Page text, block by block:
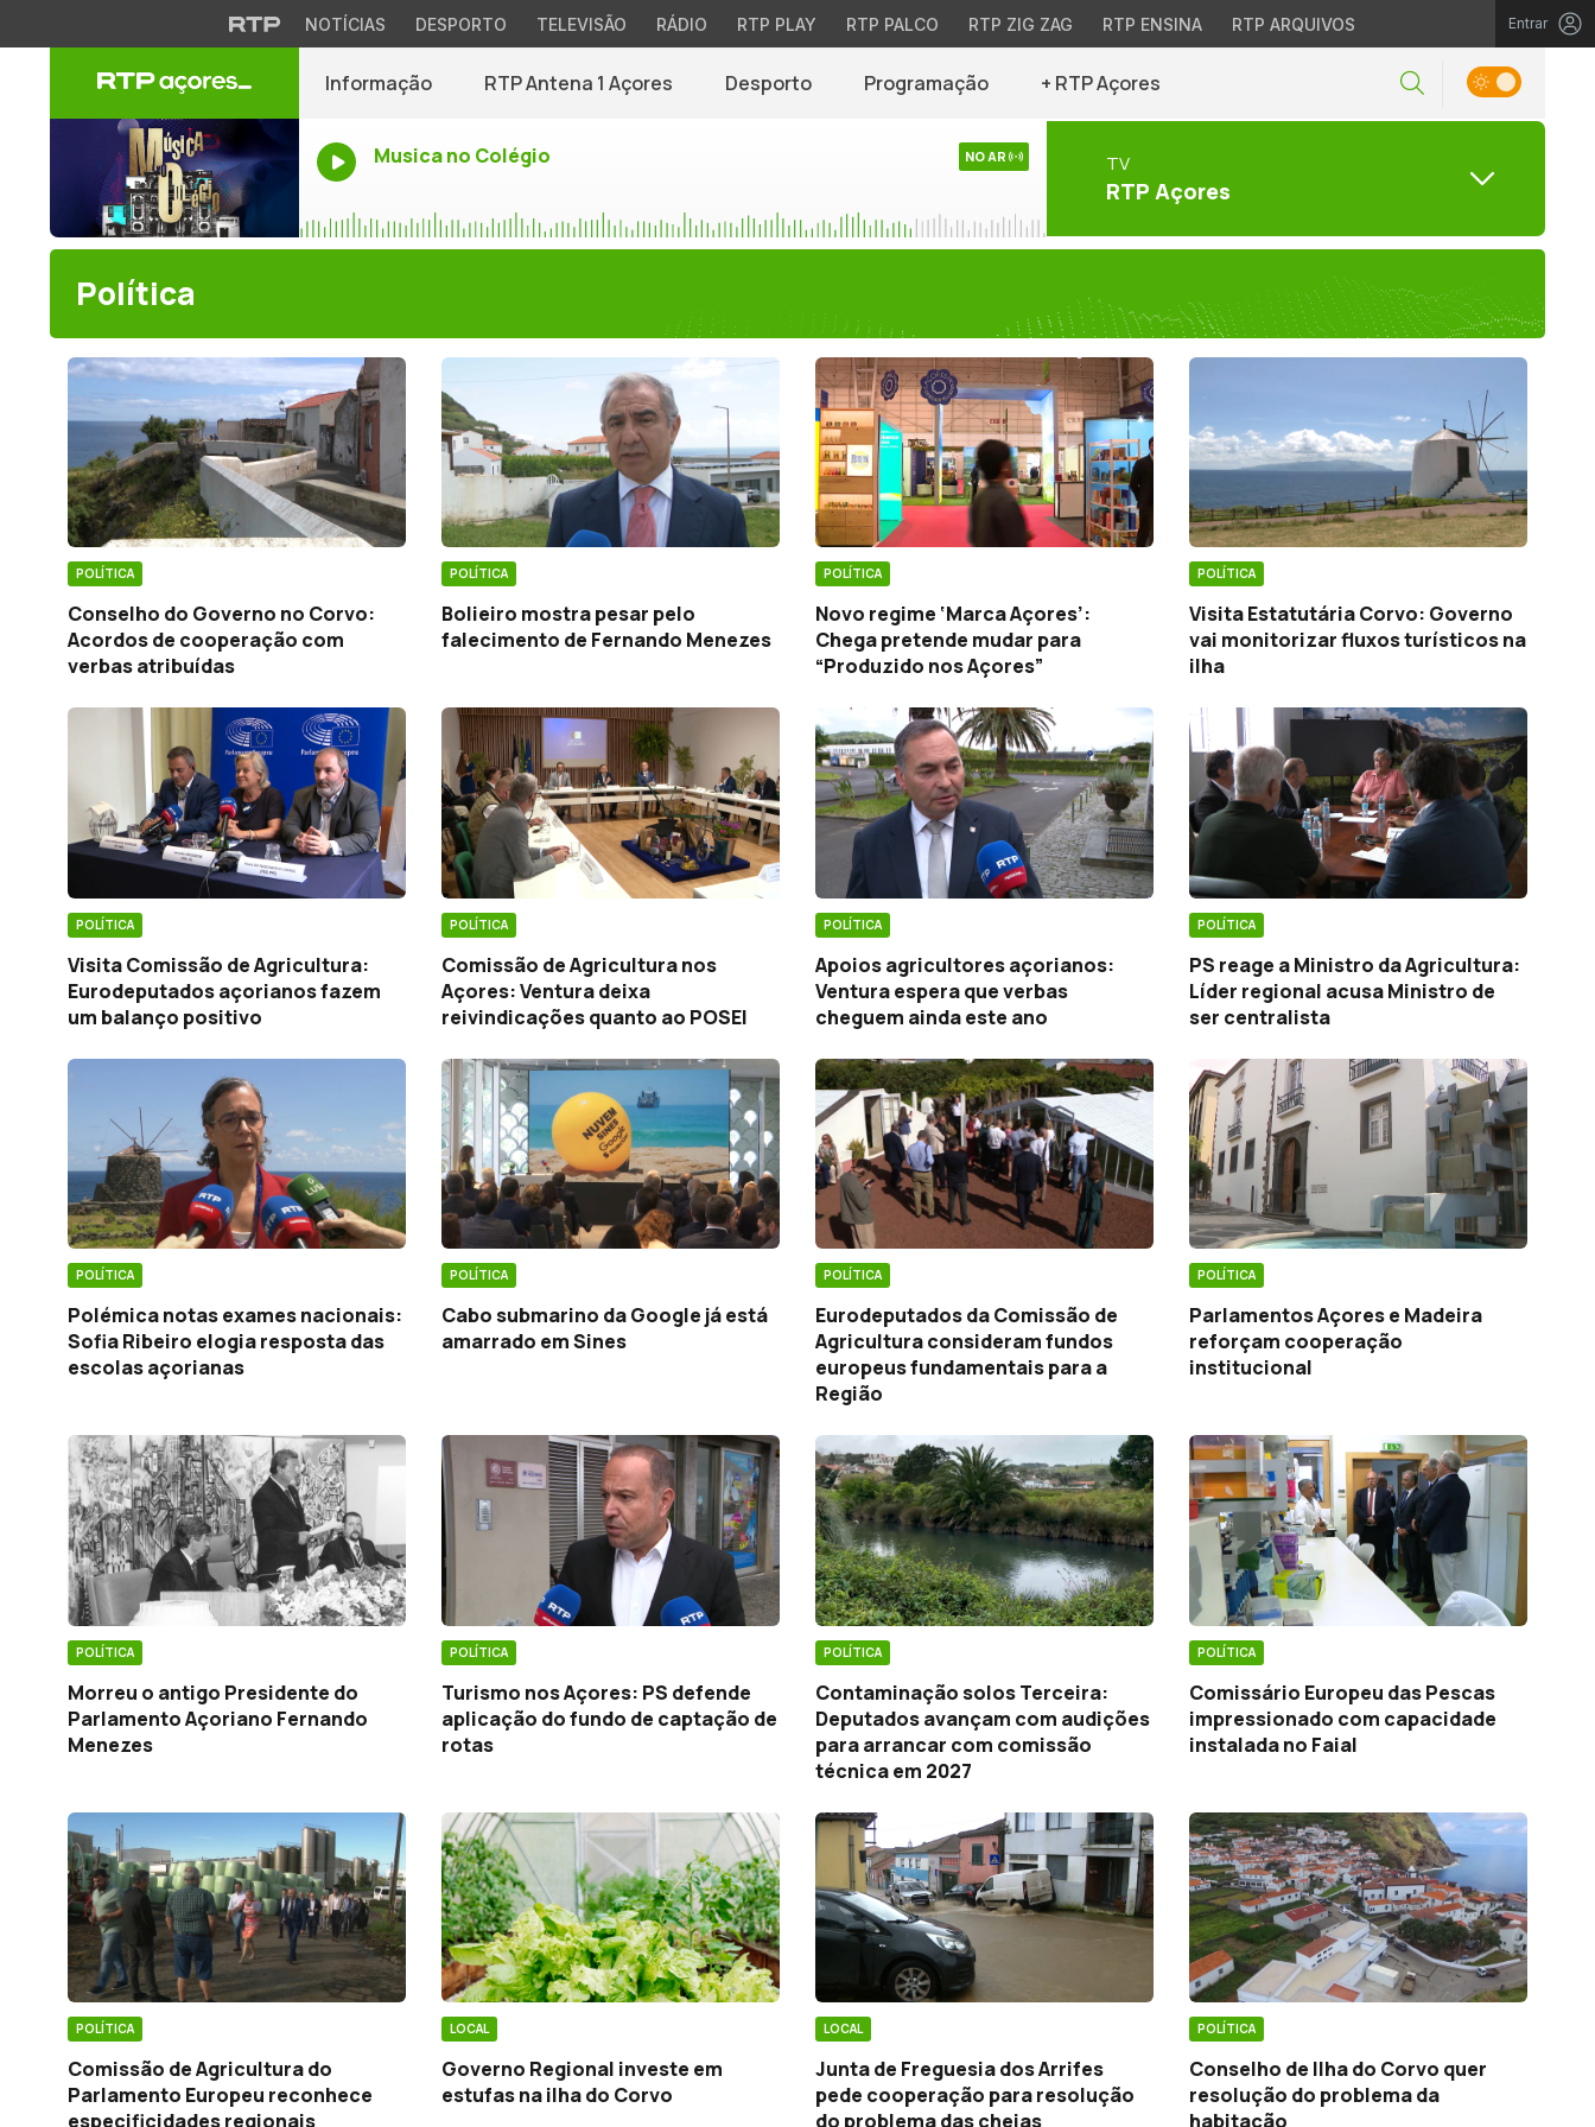
NOTÍCIAS DESPORTO TELEVISÃO RÁDIO RTP PLAY RTP PALCO RTP ZIG ZAG RTP ENSINA RTP ARQUIVOS Entrar
Informação RTP Antena 1 Açores Desporto Programação + RTP Açores
Musica no Colégio NO AR TV
RTP Açores
Política
POLÍTICA
Conselho do Governo no Corvo:
Acordos de cooperação com
verbas atribuídas
POLÍTICA
Bolieiro mostra pesar pelo
falecimento de Fernando Menezes
POLÍTICA
Novo regime ‘Marca Açores’:
Chega pretende mudar para
“Produzido nos Açores”
POLÍTICA
Visita Estatutária Corvo: Governo
vai monitorizar fluxos turísticos na
ilha
POLÍTICA
Visita Comissão de Agricultura:
Eurodeputados açorianos fazem
um balanço positivo
POLÍTICA
Comissão de Agricultura nos
Açores: Ventura deixa
reivindicações quanto ao POSEI
POLÍTICA
Apoios agricultores açorianos:
Ventura espera que verbas
cheguem ainda este ano
POLÍTICA
PS reage a Ministro da Agricultura:
Líder regional acusa Ministro de
ser centralista
POLÍTICA
Polémica notas exames nacionais:
Sofia Ribeiro elogia resposta das
escolas açorianas
POLÍTICA
Cabo submarino da Google já está
amarrado em Sines
POLÍTICA
Eurodeputados da Comissão de
Agricultura consideram fundos
europeus fundamentais para a
Região
POLÍTICA
Parlamentos Açores e Madeira
reforçam cooperação
institucional
POLÍTICA
Morreu o antigo Presidente do
Parlamento Açoriano Fernando
Menezes
POLÍTICA
Turismo nos Açores: PS defende
aplicação do fundo de captação de
rotas
POLÍTICA
Contaminação solos Terceira:
Deputados avançam com audições
para arrancar com comissão
técnica em 2027
POLÍTICA
Comissário Europeu das Pescas
impressionado com capacidade
instalada no Faial
POLÍTICA
Comissão de Agricultura do
Parlamento Europeu reconhece
especificidades regionais
LOCAL
Governo Regional investe em
estufas na ilha do Corvo
LOCAL
Junta de Freguesia dos Arrifes
pede cooperação para resolução
do problema das cheias
POLÍTICA
Conselho de Ilha do Corvo quer
resolução do problema da
habitação